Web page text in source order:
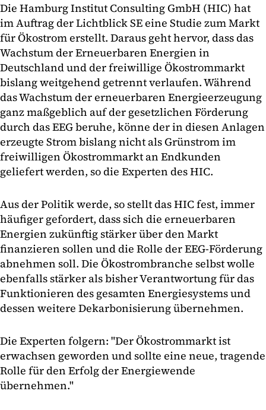
Die Hamburg Institut Consulting GmbH (HIC) hat
im Auftrag der Lichtblick SE eine Studie zum Markt
für Ökostrom erstellt. Daraus geht hervor, dass das
Wachstum der Erneuerbaren Energien in
Deutschland und der freiwillige Ökostrommarkt
bislang weitgehend getrennt verlaufen. Während
das Wachstum der erneuerbaren Energieerzeugung
ganz maßgeblich auf der gesetzlichen Förderung
durch das EEG beruhe, könne der in diesen Anlagen
erzeugte Strom bislang nicht als Grünstrom im
freiwilligen Ökostrommarkt an Endkunden
geliefert werden, so die Experten des HIC.
Aus der Politik werde, so stellt das HIC fest, immer
häufiger gefordert, dass sich die erneuerbaren
Energien zukünftig stärker über den Markt
finanzieren sollen und die Rolle der EEG-Förderung
abnehmen soll. Die Ökostrombranche selbst wolle
ebenfalls stärker als bisher Verantwortung für das
Funktionieren des gesamten Energiesystems und
dessen weitere Dekarbonisierung übernehmen.
Die Experten folgern: "Der Ökostrommarkt ist
erwachsen geworden und sollte eine neue, tragende
Rolle für den Erfolg der Energiewende
übernehmen."